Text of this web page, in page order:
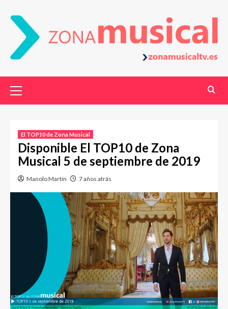
El TOP10 de Zona Musical
Disponible El TOP10 de Zona
Musical 5 de septiembre de 2019
Manolo Martín 7 años atrás